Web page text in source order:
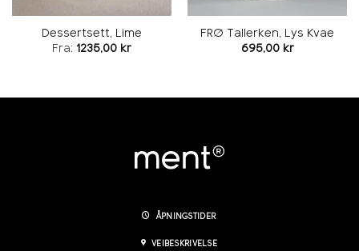
Dessertsett, Lime
Fra: 1235,00 kr
FRØ Tallerken, Lys Kvae
695,00 kr
ÅPNINGSTIDER
VEIBESKRIVELSE